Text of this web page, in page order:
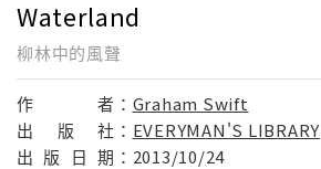
Waterland
柳林中的風聲
作 者： Graham Swift
出
版 社： EVERYMAN'S LIBRARY
出 版 日 期： 2013/10/24